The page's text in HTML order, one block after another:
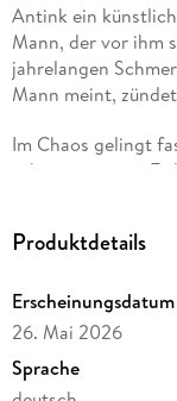
Antink ein
Mann, der vor ihm
jahrelangen
Mann meint,
Im Chaos gelingt
scheint wie vom
im Libanon in
Charles den Tex
Plots wirken
Produktdetails
Erscheinungsdatum
26. Mai 2026
Sprache